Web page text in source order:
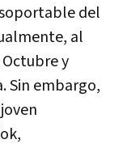
del
al
y
Sin embargo,